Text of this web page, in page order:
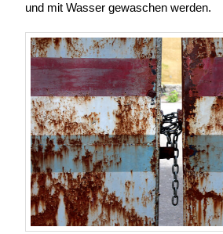
und mit Wasser gewaschen werden.